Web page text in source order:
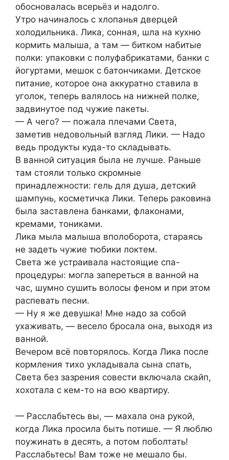
обосновалась всерьёз и надолго.
Утро начиналось с хлопанья дверцей
холодильника. Лика, сонная, шла на кухню
кормить малыша, а там — битком набитые
полки: упаковки с полуфабрикатами, банки с
йогуртами, мешок с батончиками. Детское
питание, которое она аккуратно ставила в
уголок, теперь валялось на нижней полке,
задвинутое под чужие пакеты.
— А чего? — пожала плечами Света,
заметив недовольный взгляд Лики. — Надо
ведь продукты куда-то складывать.
В ванной ситуация была не лучше. Раньше
там стояли только скромные
принадлежности: гель для душа, детский
шампунь, косметичка Лики. Теперь раковина
была заставлена банками, флаконами,
кремами, тониками.
Лика мыла малыша вполоборота, стараясь
не задеть чужие тюбики локтем.
Света же устраивала настоящие спа-
процедуры: могла запереться в ванной на
час, шумно сушить волосы феном и при этом
распевать песни.
— Ну я же девушка! Мне надо за собой
ухаживать, — весело бросала она, выходя из
ванной.
Вечером всё повторялось. Когда Лика после
кормления тихо укладывала сына спать,
Света без зазрения совести включала скайп,
хохотала с кем-то на всю квартиру.
— Расслабьтесь вы, — махала она рукой,
когда Лика просила быть потише. — Я люблю
поужинать в десять, а потом поболтать!
Расслабьтесь! Вам тоже не мешало бы.